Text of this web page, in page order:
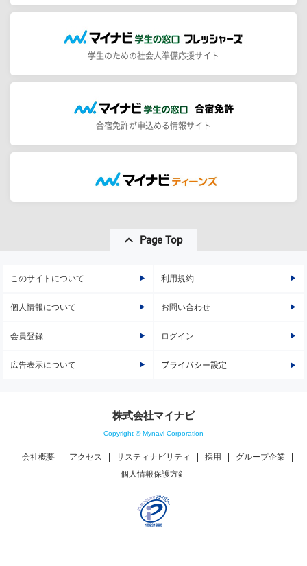
学生のための社会人準備応援サイト
合宿免許が申込める情報サイト
Page Top
このサイトについて 利用規約
個人情報について お問い合わせ
会員登録 ログイン
広告表示について プライバシー設定
株式会社マイナビ
Copyright © Mynavi Corporation
会社概要 アクセス サスティナビリティ 採用
グループ企業
個人情報保護方針